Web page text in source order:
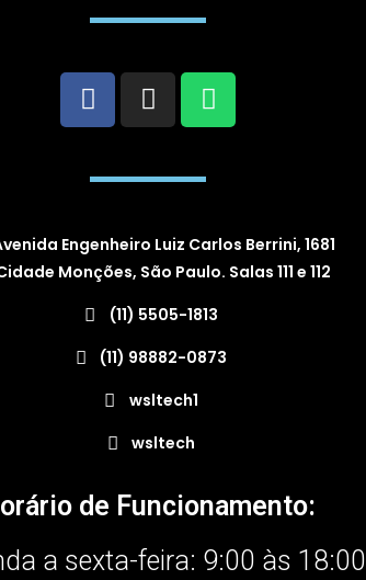
Engenheiro Luiz Carlos Berrini, 1681
Monções, São Paulo. Salas 111 e 112
(11) 5505-1813
(11) 98882-0873
wsltech1
wsltech
de Funcionamento:
a sexta-feira: 9:00 às 18:00